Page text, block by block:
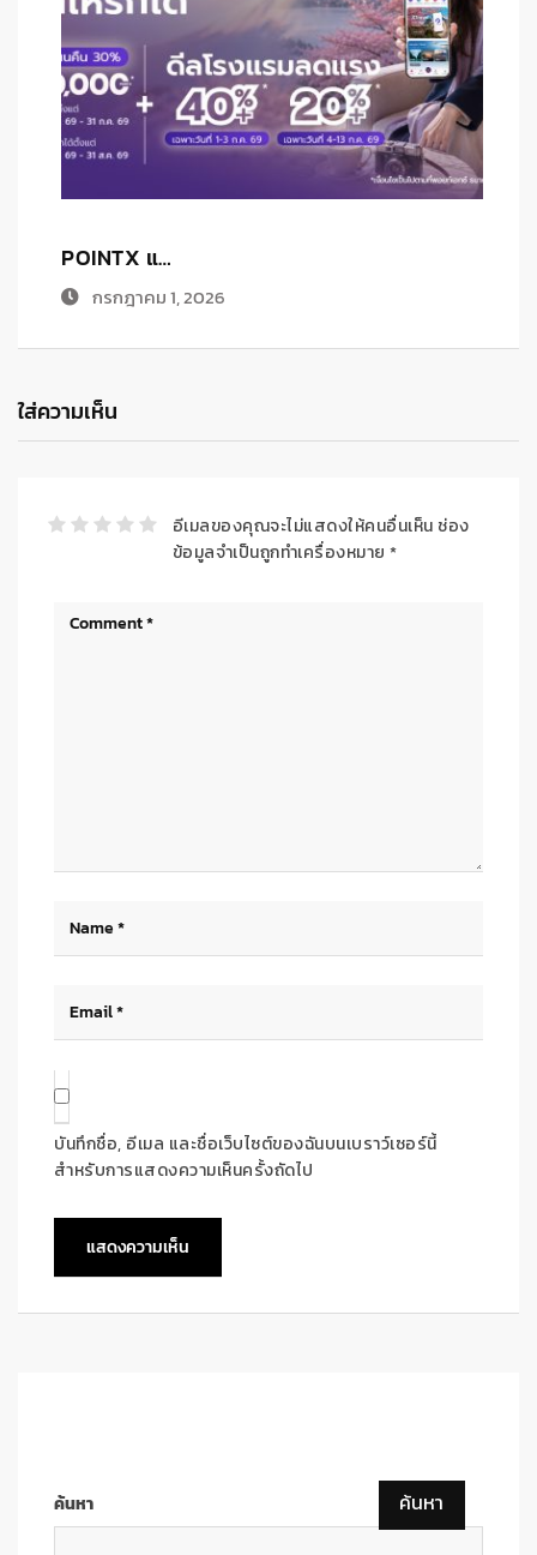
POINTX แ…
กรกฎาคม 1, 2026
ใส่ความเห็น
อีเมลของคุณจะไม่แสดงให้คนอื่นเห็น ช่อง
ข้อมูลจำเป็นถูกทำเครื่องหมาย *
บันทึกชื่อ, อีเมล และชื่อเว็บไซต์ของฉันบนเบราว์เซอร์นี้
สำหรับการแสดงความเห็นครั้งถัดไป
ค้นหา ค้นหา